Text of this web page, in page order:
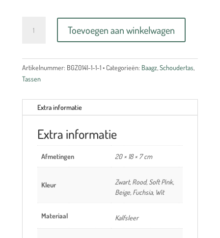
aantal
Toevoegen aan winkelwagen
Artikelnummer: BGZ0141-1-1-1 Categorieën: Baagz,Schoudertas,
Tassen
Extra informatie
Extra informatie
Afmetingen 20 × 18 × 7 cm
Kleur
Zwart, Rood, Soft Pink,
Beige, Fuchsia, Wit
Materiaal Kalfsleer